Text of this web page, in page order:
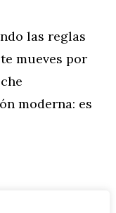
las reglas
mueves por
moderna: es